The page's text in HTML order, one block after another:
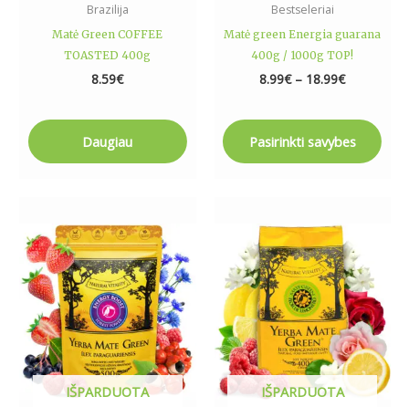
Brazilija
Matė Green COFFEE
TOASTED 400g
8.59€
Daugiau
Bestseleriai
Matė green Energia guarana
400g / 1000g TOP!
8.99€ – 18.99€
Pasirinkti savybes
page
IŠPARDUOTA IŠPARDUOTA